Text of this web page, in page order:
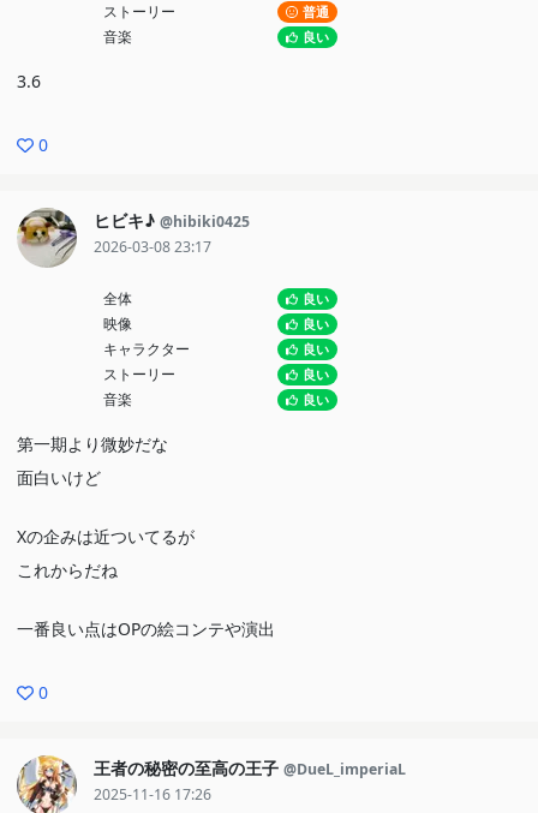
ストーリー 普通
音楽 良い
3.6
0
ヒビキ♪ @hibiki0425
2026-03-08 23:17
全体 良い
映像 良い
キャラクター 良い
ストーリー 良い
音楽 良い
第一期より微妙だな
面白いけど
Xの企みは近ついてるが
これからだね
一番良い点はOPの絵コンテや演出
0
王者の秘密の至高の王子 @DueL_imperiaL
2025-11-16 17:26